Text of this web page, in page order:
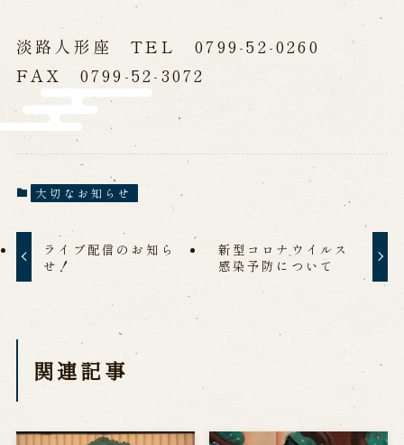
淡路人形座 TEL 0799-52-0260
FAX 0799-52-3072
大切なお知らせ
ライブ配信のお知ら
せ！
新型コロナウイルス
感染予防について
関連記事